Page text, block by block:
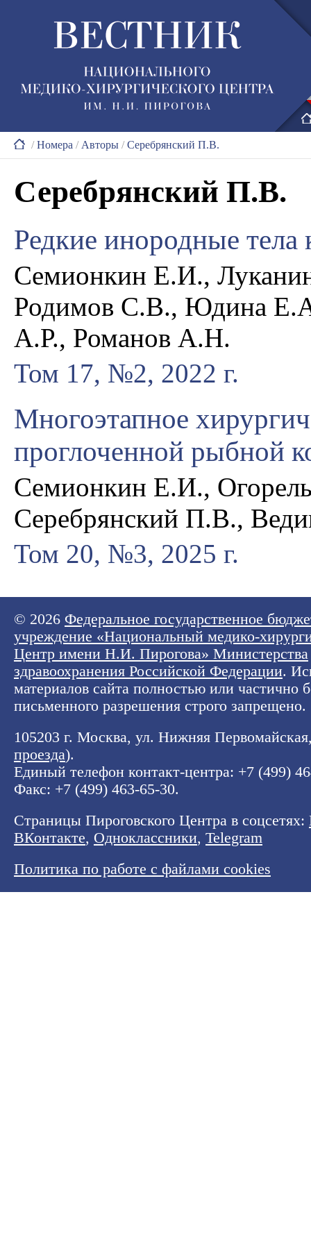
/Номера / Авторы /Серебрянский П.В.
Серебрянский П.В.
Редкие инородные
Семионкин Е.И.,
Родимов С.В., Юдина
А.Р., Романов А.Н.
Том 17, №2, 2022 г.
Многоэтапное
проглоченной рыбной
Семионкин Е.И.,
Серебрянский П.В.,
Том 20, №3, 2025 г.
© 2026 Федеральное государственное
учреждение «Национальный медико-
Центр имени Н.И. Пирогова» Министерства
здравоохранения Российской Федерации.
материалов сайта полностью или частично
письменного разрешения строго запрещено.
105203 г. Москва, ул. Нижняя
проезда).
Единый телефон контакт-центра: +7 (499)
Факс: +7 (499) 463-65-30.
Страницы Пироговского Центра в соцсетях:
ВКонтакте, Одноклассники, Telegram
Политика по работе с файлами cookies